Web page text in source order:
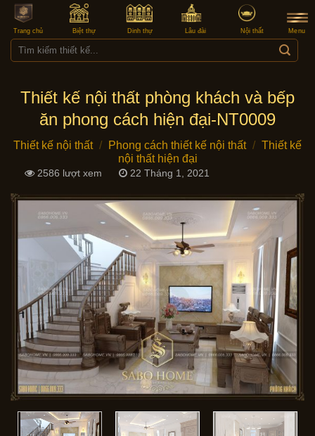
Skip
content
Trang chủ Biệt thự Dinh thự Lâu đài Nội thất Menu
Tìm
kiếm:
Thiết kế nội thất phòng khách và bếp
ăn phong cách hiện đại-NT0009
Thiết kế nội thất / Phong cách thiết kế nội thất / Thiết kế
nội thất hiện đại
2586 lượt xem 22 Tháng 1, 2021